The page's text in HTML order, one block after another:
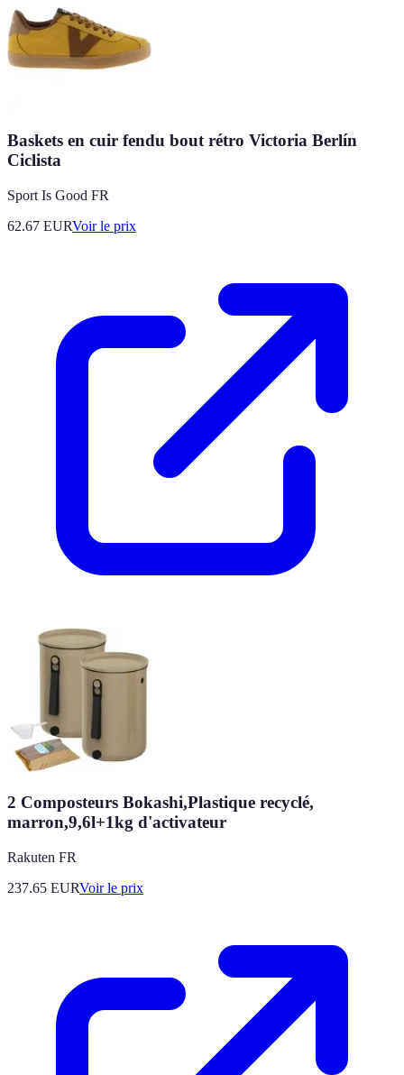
Baskets en cuir fendu bout rétro Victoria Berlín
Ciclista
Sport Is Good FR
62.67 EURVoir le prix
2 Composteurs Bokashi,Plastique recyclé,
marron,9,6l+1kg d'activateur
Rakuten FR
237.65 EURVoir le prix